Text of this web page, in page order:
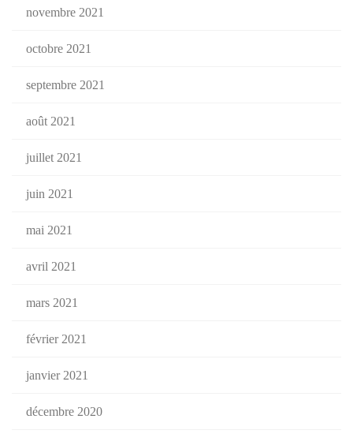
novembre 2021
octobre 2021
septembre 2021
août 2021
juillet 2021
juin 2021
mai 2021
avril 2021
mars 2021
février 2021
janvier 2021
décembre 2020